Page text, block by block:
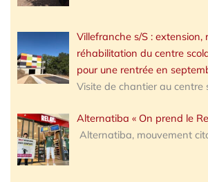
Villefranche s/S : extension,
réhabilitation du centre
pour une rentrée en
Visite de chantier au centre
Alternatiba « On prend le
Alternatiba, mouvement